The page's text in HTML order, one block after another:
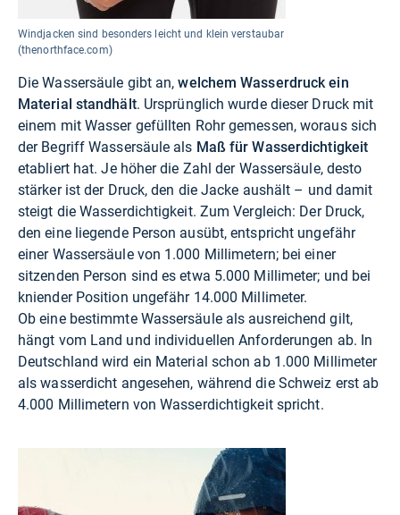
Windjacken sind besonders leicht und klein verstaubar
(thenorthface.com)
Die Wassersäule gibt an,welchem Wasserdruck ein
Material standhält. Ursprünglich wurde dieser Druck mit
einem mit Wasser gefüllten Rohr gemessen, woraus sich
der Begriff Wassersäule als Maß für Wasserdichtigkeit
etabliert hat. Je höher die Zahl der Wassersäule, desto
stärker ist der Druck, den die Jacke aushält – und damit
steigt die Wasserdichtigkeit. Zum Vergleich: Der Druck,
den eine liegende Person ausübt, entspricht ungefähr
einer Wassersäule von 1.000 Millimetern; bei einer
sitzenden Person sind es etwa 5.000 Millimeter; und bei
kniender Position ungefähr 14.000 Millimeter.
Ob eine bestimmte Wassersäule als ausreichend gilt,
hängt vom Land und individuellen Anforderungen ab. In
Deutschland wird ein Material schon ab 1.000 Millimeter
als wasserdicht angesehen, während die Schweiz erst ab
4.000 Millimetern von Wasserdichtigkeit spricht.